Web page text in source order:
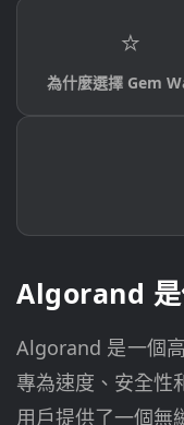
⭐
為什麼選擇 Gem
Algorand 是
Algorand 是一個
專為速度、安全性
用戶提供了一個無